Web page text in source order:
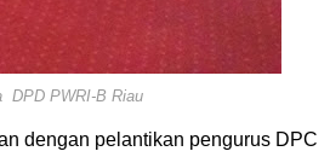
DPD PWRI-B Riau
dengan pelantikan pengurus DPC